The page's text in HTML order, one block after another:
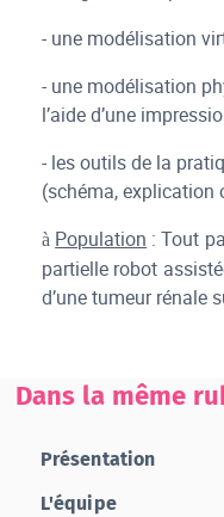
- une modélisation
- une modélisation
l’aide d’une
- les outils de la
(schéma, explication
à Population : Tout
partielle robot
d’une tumeur rénale
Dans la même
Présentation
L'équipe